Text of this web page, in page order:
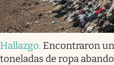
Hallazgo. Encontraron
toneladas de ropa